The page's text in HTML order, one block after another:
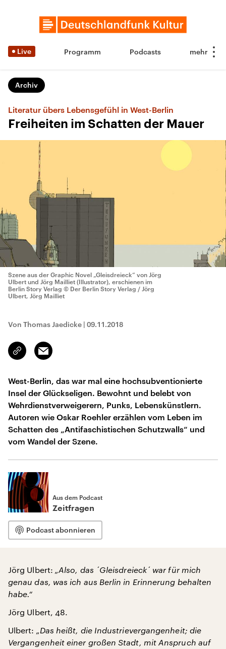
Live Programm Podcasts
Archiv
Literatur übers Lebensgefühl in West-Berlin
Freiheiten im Schatten der Mauer
Szene aus der Graphic Novel „Gleisdreieck“ von Jörg
Ulbert und Jörg Mailliet (Illustrator), erschienen im
Berlin Story Verlag © Der Berlin Story Verlag / Jörg
Ulbert, Jörg Mailliet
Von Thomas Jaedicke | 09.11.2018
Link
kopieren/teilen
Email
West-Berlin, das war mal eine hochsubventionierte
Insel der Glückseligen. Bewohnt und belebt von
Wehrdienstverweigerern, Punks, Lebenskünstlern.
Autoren wie Oskar Roehler erzählen vom Leben im
Schatten des „Antifaschistischen Schutzwalls“ und
vom Wandel der Szene.
Aus dem Podcast
Zeitfragen
Podcast abonnieren
Jörg Ulbert: „Also, das ´Gleisdreieck´ war für mich
genau das, was ich aus Berlin in Erinnerung behalten
habe.“
Jörg Ulbert, 48.
Ulbert: „Das heißt, die Industrievergangenheit; die
Vergangenheit einer großen Stadt, mit Anspruch auf